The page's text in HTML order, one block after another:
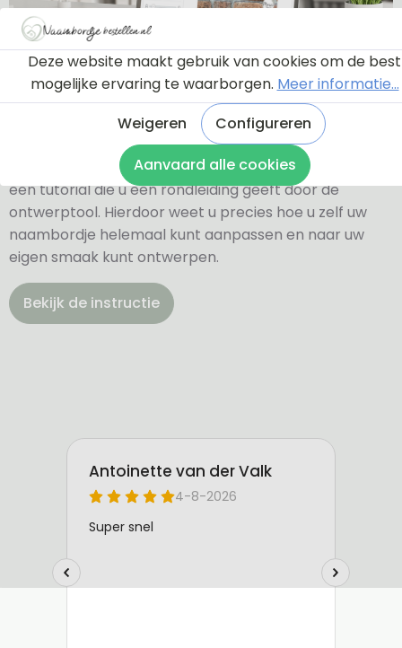
Ontwerptool
Via onderstaande knop komt u bij een instructie en
een tutorial die u een rondleiding geeft door de
ontwerptool. Hierdoor weet u precies hoe u zelf uw
naambordje helemaal kunt aanpassen en naar uw
eigen smaak kunt ontwerpen.
Bekijk de instructie
Deze website maakt gebruik van cookies om de best
mogelijke ervaring te waarborgen. Meer informatie...
Weigeren
Configureren
Aanvaard alle cookies